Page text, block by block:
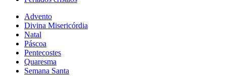
Advento
Divina Misericórdia
Natal
Páscoa
Pentecostes
Quaresma
Semana Santa